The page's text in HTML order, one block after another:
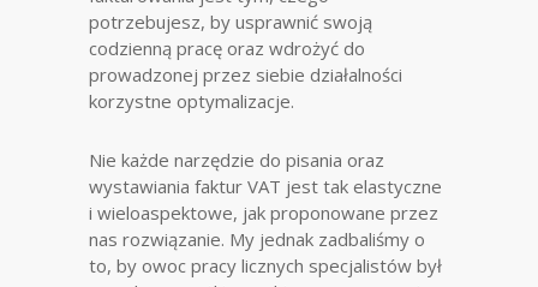
potrzebujesz, by usprawnić swoją
codzienną pracę oraz wdrożyć do
prowadzonej przez siebie działalności
korzystne optymalizacje.
Nie każde narzędzie do pisania oraz
wystawiania faktur VAT jest tak elastyczne
i wieloaspektowe, jak proponowane przez
nas rozwiązanie. My jednak zadbaliśmy o
to, by owoc pracy licznych specjalistów był